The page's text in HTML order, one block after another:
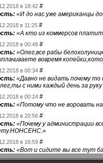
в 18:42 #
«И до нас уже американцы
в 11:25 #
«А кто из коммерсов
в 00:48 #
«Олег,все рабы
вовремя
в 00:34 #
«Давно не видать почему
с ними каждый день за
в 00:24 #
«Потому что не воровать
в 20:56 #
«Почему у администрации
»
в 16:59 #
«Вот и сидите вы все тут